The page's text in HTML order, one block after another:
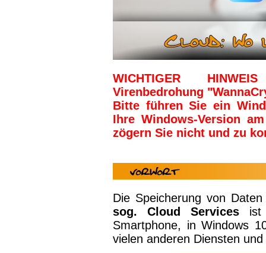
WICHTIGER
Virenbedrohung
Bitte führen Sie ein
Ihre Windows-Version
zögern Sie nicht und zu
Die Speicherung von
sog. Cloud Services ist
Smartphone, in Windows
vielen anderen Diensten